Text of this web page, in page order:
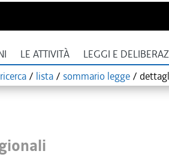
LE ATTIVITÀ LEGGI E
ricerca / lista / sommario legge /